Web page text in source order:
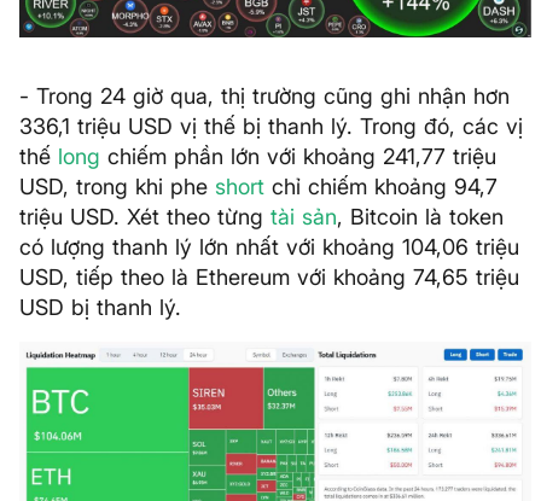
- Trong 24 giờ qua, thị trường cũng ghi nhận hơn
336,1 triệu USD vị thế bị thanh lý. Trong đó, các vị
thế long chiếm phần lớn với khoảng 241,77 triệu
USD, trong khi phe short chỉ chiếm khoảng 94,7
triệu USD. Xét theo từng tài sản, Bitcoin là token
có lượng thanh lý lớn nhất với khoảng 104,06 triệu
USD, tiếp theo là Ethereum với khoảng 74,65 triệu
USD bị thanh lý.